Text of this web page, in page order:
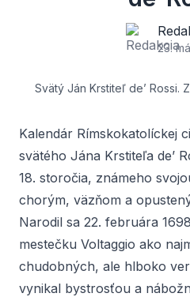
23.
Svätý Ján Krstiteľ de’ Rossi.
Kalendár Rímskokatolíckej
svätého Jána Krstiteľa de’
18. storočia, známeho
chorým, väzňom a
Narodil sa 22. februára
mestečku Voltaggio ako
chudobných, ale hlboko
vynikal bystrosťou a